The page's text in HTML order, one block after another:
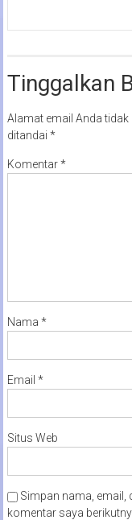
Tinggalkan
Alamat email Anda tidak
ditandai *
Komentar*
Nama *
Email *
Situs Web
Simpan nama, email,
komentar saya